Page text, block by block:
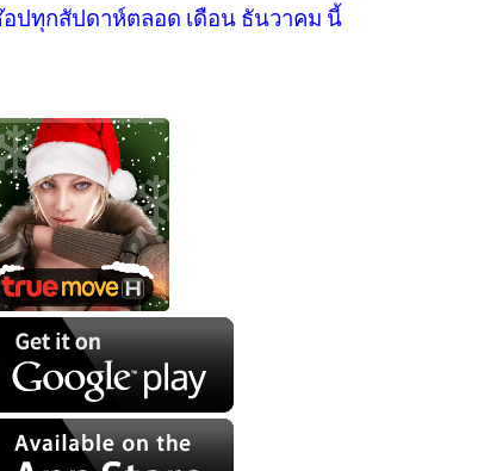
ปทุกสัปดาห์ตลอด เดือน ธันวาคม นี้